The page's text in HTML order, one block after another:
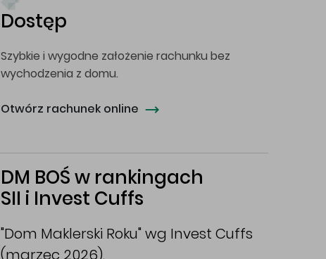
Dostęp
Szybkie i wygodne założenie rachunku bez
wychodzenia z domu.
Otwórz rachunek online
DM BOŚ w rankingach
SII i Invest Cuffs
"Dom Maklerski Roku" wg Invest Cuffs
(marzec 2026).